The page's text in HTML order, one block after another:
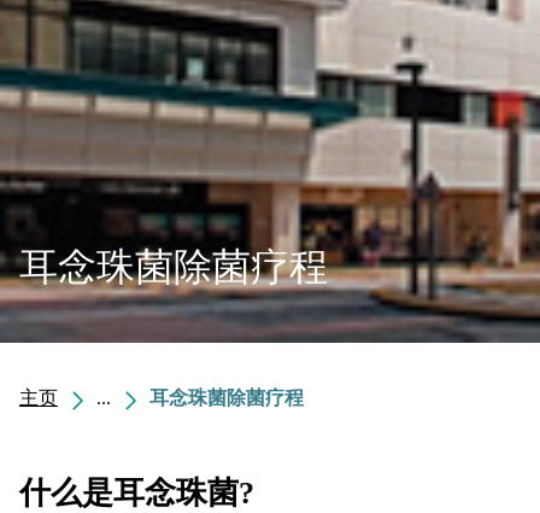
耳念珠菌除菌疗程
主页 ... 耳念珠菌除菌疗程
什么是耳念珠菌?